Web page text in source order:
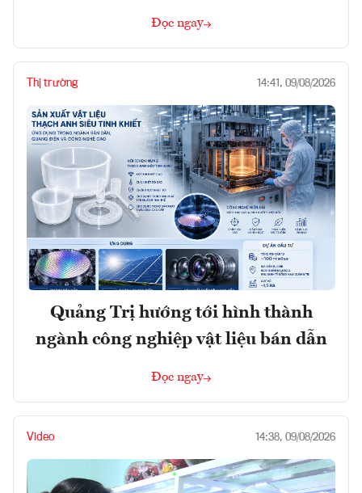
Đọc ngay
Thị trường 14:41, 09/08/2026
Quảng Trị hướng tới hình thành
ngành công nghiệp vật liệu bán dẫn
Đọc ngay
Video 14:38, 09/08/2026